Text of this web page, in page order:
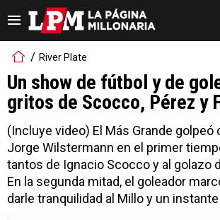
River Plate
Un show de fútbol y de
gritos de Scocco, Pérez y
(Incluye video) El Más Grande golpeó
Jorge Wilstermann en el primer
tantos de Ignacio Scocco y al golazo
En la segunda mitad, el goleador
darle tranquilidad al Millo y un instante